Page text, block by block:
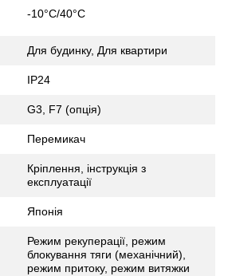
-10°C/40°C
Для будинку, Для квартири
IP24
G3, F7 (опція)
Перемикач
Кріплення, інструкція з
експлуатації
Японія
Режим рекуперації, режим
блокування тяги (механічний),
режим притоку, режим витяжки